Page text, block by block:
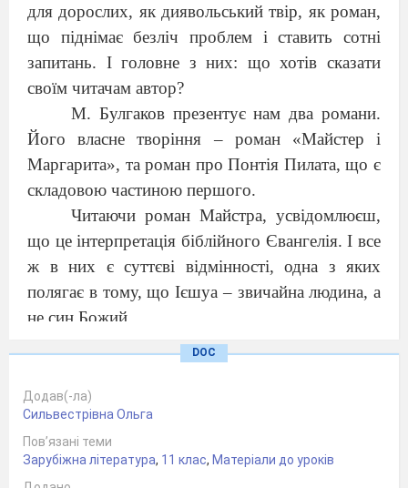
для дорослих, як диявольський твір, як роман,
що піднімає безліч проблем і ставить сотні
запитань. І головне з них: що хотів сказати
своїм читачам автор?
М. Булгаков презентує нам два романи.
Його власне творіння – роман «Майстер і
Маргарита», та роман про Понтія Пилата, що є
складовою частиною першого.
Читаючи роман Майстра, усвідомлюєш,
що це інтерпретація біблійного Євангелія. І все
ж в них є суттєві відмінності, одна з яких
полягає в тому, що Ієшуа – звичайна людина, а
не син Божий.
З перших слів, вимовлених ним, виникає
сумнів у тому, чи справді він звичайний. Адже
до всіх він звертається «добр
для нього не просто початок спілкування, а й
відношення до кожного, переконання і віра. Як
стверджує Ієшуа «Злых людей нет на свете».
DOC
Додав(-ла)
Сильвестрівна Ольга
Пов’язані теми
Зарубіжна література, 11 клас, Матеріали до уроків